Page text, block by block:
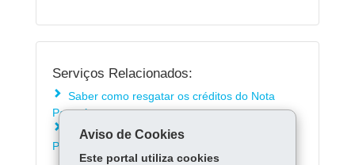
Serviços Relacionados:
Saber como resgatar os créditos do Nota
Paraná
Saber como utilizar os créditos do Nota
Paraná para pagar o IPVA
Aviso de Cookies
Este portal utiliza cookies